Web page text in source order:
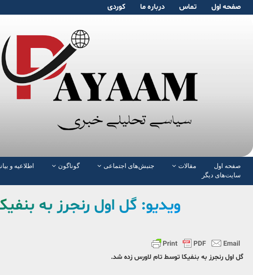
صفحە اول تماس دربارە ما کوردی
صفحە اول مقالات جنبش‌های اجتماعی گوناگون اطلاعیه و
سایت‌های دیگر
ویدیو: گل اول رنجرز به
گل اول رنجرز به بنفیکا توسط تام لاورس زده شد.